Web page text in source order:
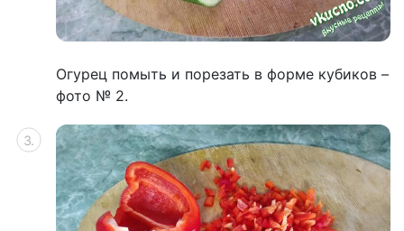
Огурец помыть и порезать в форме кубиков –
фото № 2.